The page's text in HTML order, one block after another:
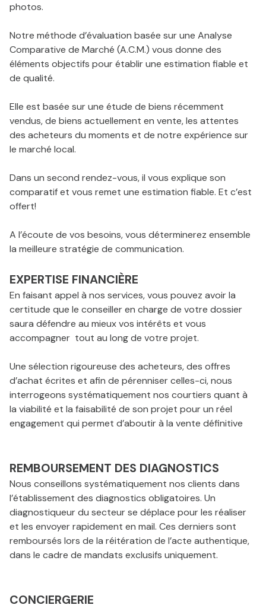
photos.
Notre méthode d’évaluation basée sur une Analyse
Comparative de Marché (A.C.M.) vous donne des
éléments objectifs pour établir une estimation fiable et
de qualité.
Elle est basée sur une étude de biens récemment
vendus, de biens actuellement en vente, les attentes
des acheteurs du moments et de notre expérience sur
le marché local.
Dans un second rendez-vous, il vous explique son
comparatif et vous remet une estimation fiable. Et c’est
offert!
A l’écoute de vos besoins, vous déterminerez ensemble
la meilleure stratégie de communication.
EXPERTISE FINANCIÈRE
En faisant appel à nos services, vous pouvez avoir la
certitude que le conseiller en charge de votre dossier
saura défendre au mieux vos intérêts et vous
accompagner tout au long de votre projet.
Une sélection rigoureuse des acheteurs, des offres
d’achat écrites et afin de pérenniser celles-ci, nous
interrogeons systématiquement nos courtiers quant à
la viabilité et la faisabilité de son projet pour un réel
engagement qui permet d’aboutir à la vente définitive
REMBOURSEMENT DES DIAGNOSTICS
Nous conseillons systématiquement nos clients dans
l’établissement des diagnostics obligatoires. Un
diagnostiqueur du secteur se déplace pour les réaliser
et les envoyer rapidement en mail. Ces derniers sont
remboursés lors de la réitération de l’acte authentique,
dans le cadre de mandats exclusifs uniquement.
CONCIERGERIE